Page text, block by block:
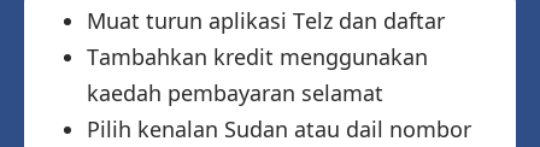
Muat turun aplikasi Telz dan daftar
Tambahkan kredit menggunakan
kaedah pembayaran selamat
Pilih kenalan Sudan atau dail nombor